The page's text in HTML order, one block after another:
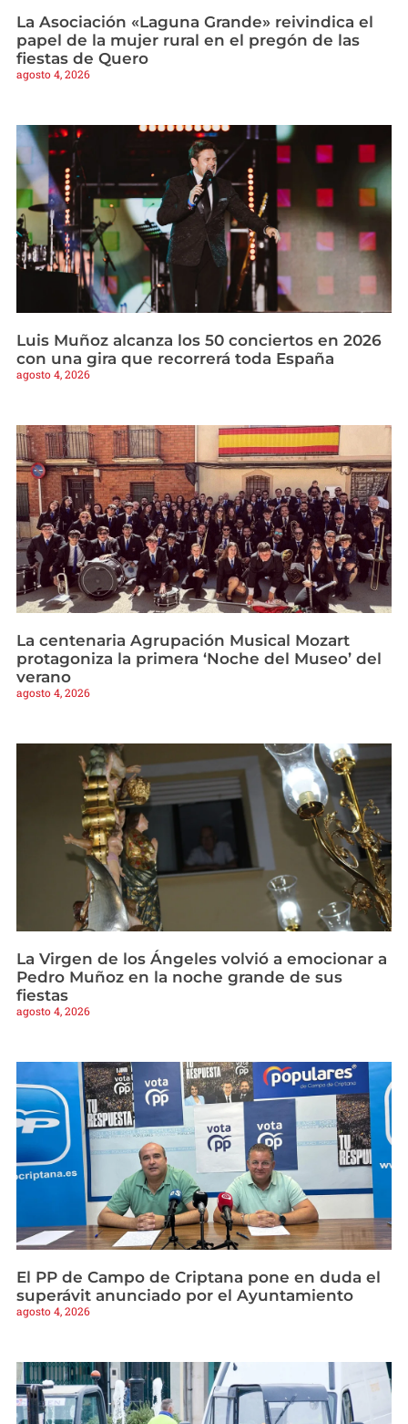
La Asociación «Laguna Grande» reivindica el
papel de la mujer rural en el pregón de las
fiestas de Quero
agosto 4, 2026
Luis Muñoz alcanza los 50 conciertos en 2026
con una gira que recorrerá toda España
agosto 4, 2026
La centenaria Agrupación Musical Mozart
protagoniza la primera ‘Noche del Museo’ del
verano
agosto 4, 2026
La Virgen de los Ángeles volvió a emocionar a
Pedro Muñoz en la noche grande de sus
fiestas
agosto 4, 2026
El PP de Campo de Criptana pone en duda el
superávit anunciado por el Ayuntamiento
agosto 4, 2026